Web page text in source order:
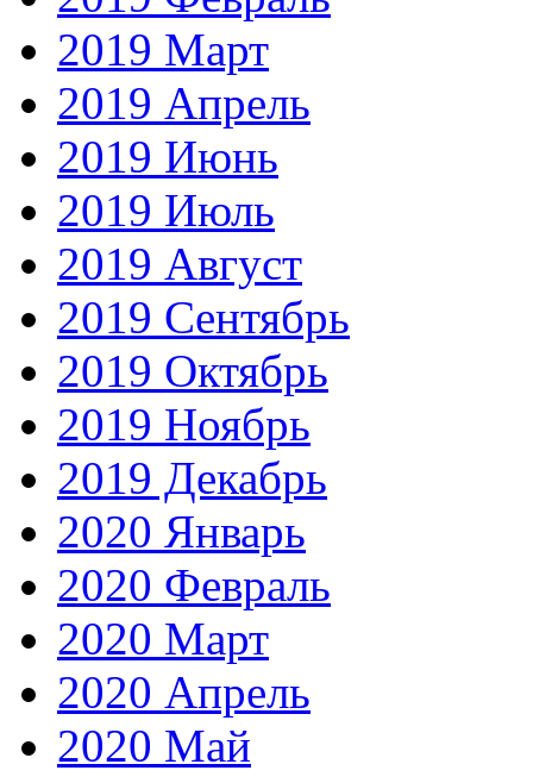
2019 Март
2019 Апрель
2019 Июнь
2019 Июль
2019 Август
2019 Сентябрь
2019 Октябрь
2019 Ноябрь
2019 Декабрь
2020 Январь
2020 Февраль
2020 Март
2020 Апрель
2020 Май